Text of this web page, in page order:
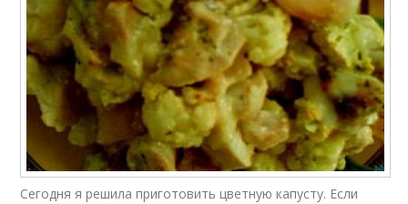
Сегодня я решила приготовить цветную капусту. Если